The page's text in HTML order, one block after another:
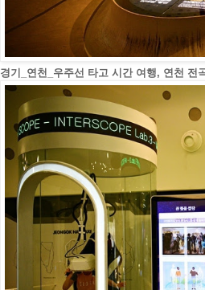
경기_연천_우주선 타고 시간 여행, 연천 전